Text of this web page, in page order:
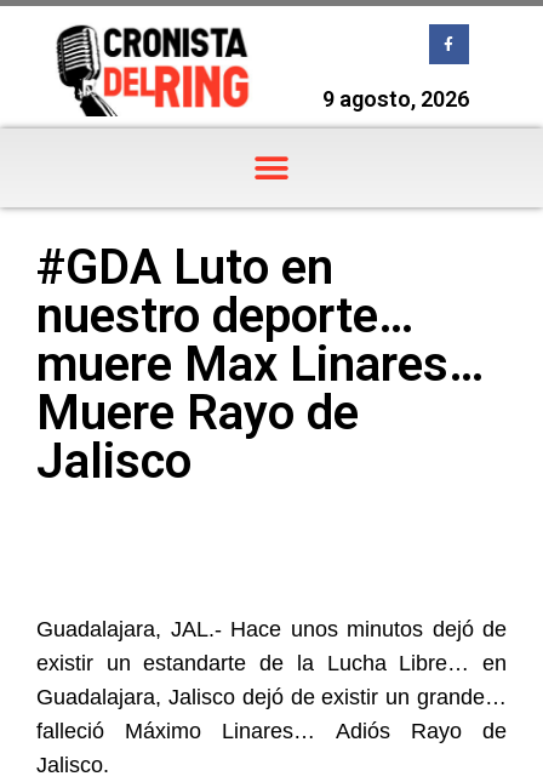
9 agosto, 2026
#GDA Luto en
nuestro deporte…
muere Max Linares…
Muere Rayo de
Jalisco
Guadalajara, JAL.- Hace unos minutos dejó de
existir un estandarte de la Lucha Libre… en
Guadalajara, Jalisco dejó de existir un grande…
falleció Máximo Linares… Adiós Rayo de
Jalisco.